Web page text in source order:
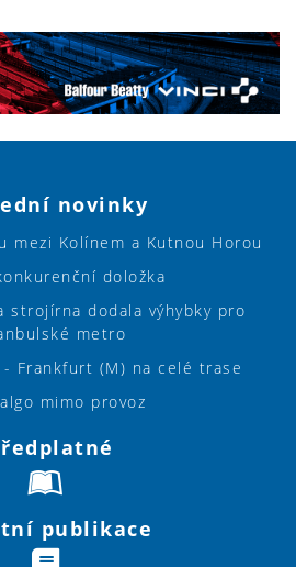
novinky
mezi Kolínem a Kutnou Horou
doložka
strojírna dodala výhybky pro
metro
- Frankfurt (M) na celé trase
mimo provoz
publikace